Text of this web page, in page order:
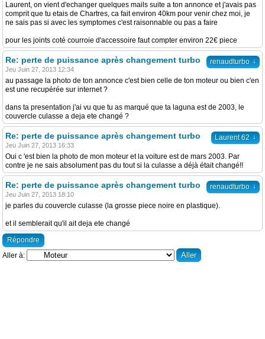
Laurent, on vient d'echanger quelques mails suite a ton annonce et j'avais pas
comprit que tu etais de Chartres, ca fait environ 40km pour venir chez moi, je
ne sais pas si avec les symptomes c'est raisonnable ou pas a faire
pour les joints coté courroie d'accessoire faut compter environ 22€ piece
renaudturbo ↓
Re: perte de puissance après changement turbo
Jeu Juin 27, 2013 12:34
au passage la photo de ton annonce c'est bien celle de ton moteur ou bien c'en
est une recupérée sur internet ?
dans ta presentation j'ai vu que tu as marqué que ta laguna est de 2003, le
couvercle culasse a deja ete changé ?
Laurent 62 ↓
Re: perte de puissance après changement turbo
Jeu Juin 27, 2013 16:33
Oui c 'est bien la photo de mon moteur et la voiture est de mars 2003. Par
contre je ne sais absolument pas du tout si la culasse a déjà était changé!!
renaudturbo ↓
Re: perte de puissance après changement turbo
Jeu Juin 27, 2013 18:10
je parles du couvercle culasse (la grosse piece noire en plastique).
et il semblerait qu'il ait deja ete changé
Répondre
Aller à: